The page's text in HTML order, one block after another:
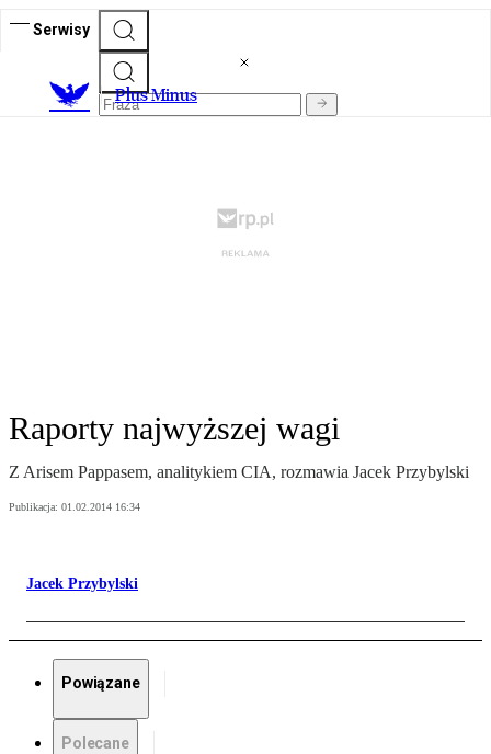
Serwisy
Plus Minus
Raporty najwyższej wagi
Z Arisem Pappasem, analitykiem CIA, rozmawia Jacek Przybylski
Publikacja: 01.02.2014 16:34
Jacek Przybylski
Powiązane
Polecane